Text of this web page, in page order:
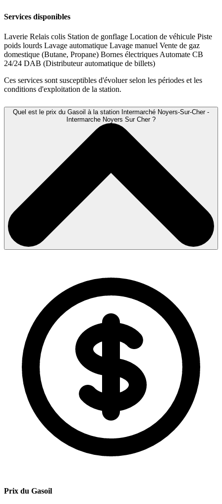
Services disponibles
Laverie Relais colis Station de gonflage Location de véhicule Piste
poids lourds Lavage automatique Lavage manuel Vente de gaz
domestique (Butane, Propane) Bornes électriques Automate CB
24/24 DAB (Distributeur automatique de billets)
Ces services sont susceptibles d'évoluer selon les périodes et les
conditions d'exploitation de la station.
Quel est le prix du Gasoil à la station Intermarché Noyers-Sur-Cher -
Intermarche Noyers Sur Cher ?
Prix du Gasoil